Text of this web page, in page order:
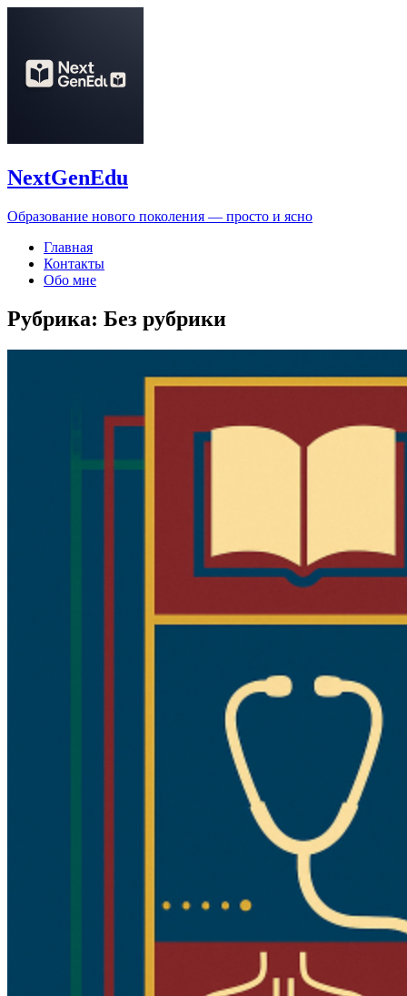
NextGenEdu
Образование нового поколения — просто и ясно
Главная
Контакты
Обо мне
Рубрика: Без рубрики